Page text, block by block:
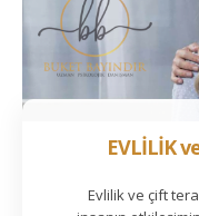
EVLİLİK
Evlilik ve çift